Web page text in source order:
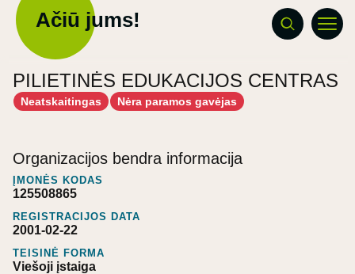
Ačiū jums!
PILIETINĖS EDUKACIJOS CENTRAS
Neatskaitingas Nėra paramos gavėjas
Organizacijos bendra informacija
ĮMONĖS KODAS
125508865
REGISTRACIJOS DATA
2001-02-22
TEISINĖ FORMA
Viešoji įstaiga